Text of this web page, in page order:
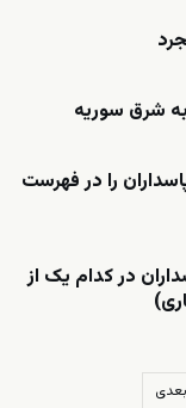
شرق سوریه
را در فهرست
در کدام یک از
بعدی